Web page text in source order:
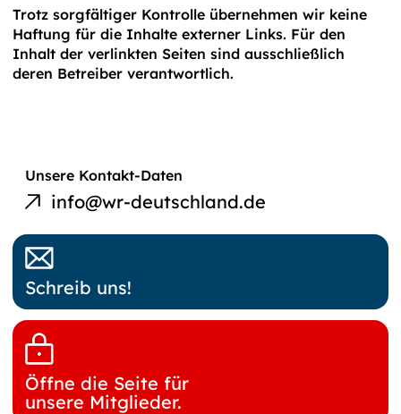
Trotz sorgfältiger Kontrolle übernehmen wir keine
Haftung für die Inhalte externer Links. Für den
Inhalt der verlinkten Seiten sind ausschließlich
deren Betreiber verantwortlich.
Unsere Kontakt-Daten
info@wr-deutschland.de
E-Mail an
Werkstatträte
Deutschland
Schreib uns!
Öffne die Seite für
unsere Mitglieder.